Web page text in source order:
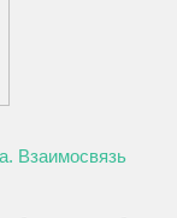
Взаимосвязь